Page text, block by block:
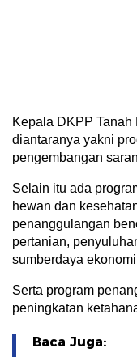
Kepala DKPP
diantaranya yakni
pengembangan
Selain itu ada
hewan dan
penanggulangan
pertanian,
sumberdaya
Serta program
peningkatan
Baca Juga: